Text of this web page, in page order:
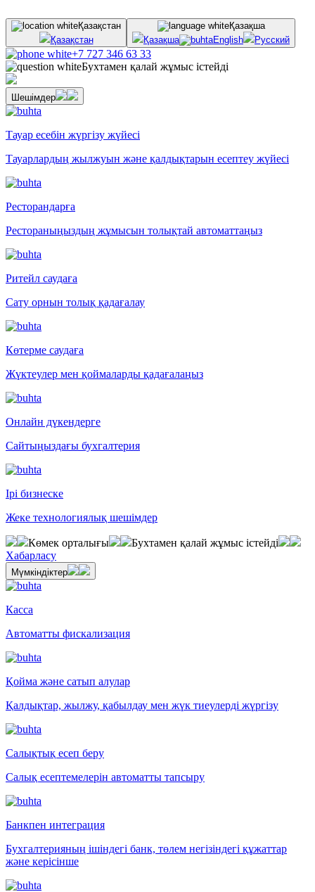
Қазақстан
Қазақстан
Қазақша
Қазақша
English Русский
+7 727 346 63 33
Бухтамен қалай жұмыс істейді
Шешімдер
Тауар есебін жүргізу жүйесі
Тауарлардың жылжуын және қалдықтарын есептеу жүйесі
Ресторандарға
Рестораныңыздың жұмысын толықтай автоматтаңыз
Ритейл саудаға
Сату орнын толық қадағалау
Көтерме саудаға
Жүктеулер мен қоймаларды қадағалаңыз
Онлайн дүкендерге
Сайтыңыздағы бухгалтерия
Ірі бизнеске
Жеке технологиялық шешімдер
Көмек орталығы
Бухтамен қалай жұмыс істейді
Хабарласу
Мүмкіндіктер
Касса
Автоматты фискализация
Қойма және сатып алулар
Қалдықтар, жылжу, қабылдау мен жүк тиеулерді жүргізу
Салықтық есеп беру
Салық есептемелерін автоматты тапсыру
Банкпен интеграция
Бухгалтерияның ішіндегі банк, төлем негізіндегі құжаттар
және керісінше